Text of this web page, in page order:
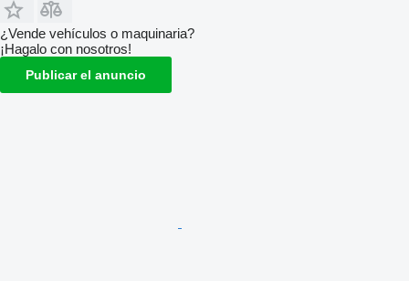
¿Vende vehículos o maquinaria?
¡Hagalo con nosotros!
Publicar el anuncio